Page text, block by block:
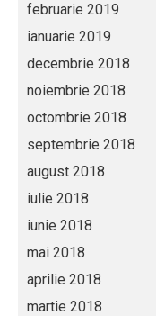
februarie 2019
ianuarie 2019
decembrie 2018
noiembrie 2018
octombrie 2018
septembrie 2018
august 2018
iulie 2018
iunie 2018
mai 2018
aprilie 2018
martie 2018